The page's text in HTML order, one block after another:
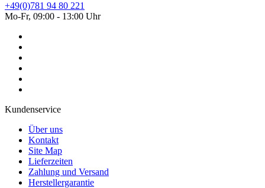
+49(0)781 94 80 221
Mo-Fr, 09:00 - 13:00 Uhr
Kundenservice
Über uns
Kontakt
Site Map
Lieferzeiten
Zahlung und Versand
Herstellergarantie